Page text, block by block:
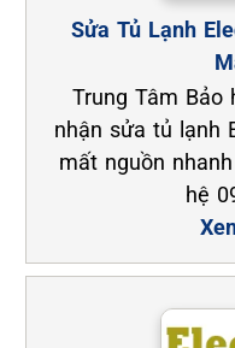
Sửa Tủ Lạnh
Trung Tâm Bảo
nhận sửa tủ lạnh
mất nguồn
hệ